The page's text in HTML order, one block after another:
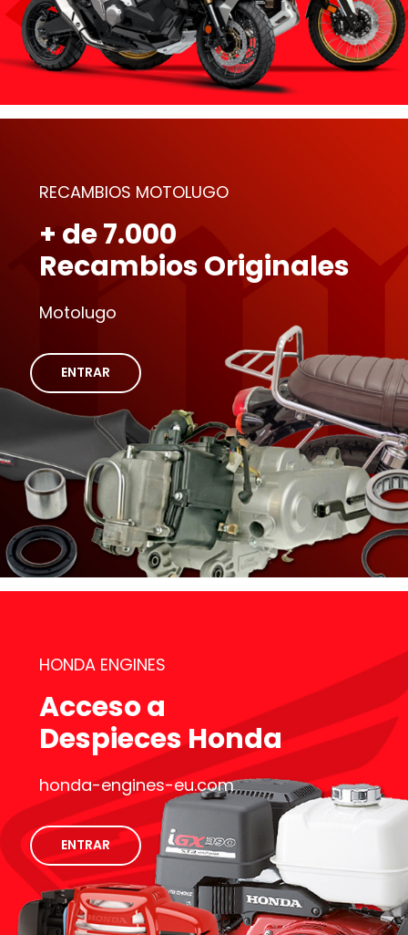
RECAMBIOS MOTOLUGO
+ de 7.000
Recambios Originales
Motolugo
ENTRAR
HONDA ENGINES
Acceso a
Despieces Honda
honda-engines-eu.com
ENTRAR